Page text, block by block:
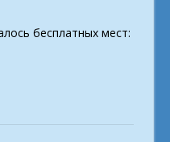
бесплатных мест: